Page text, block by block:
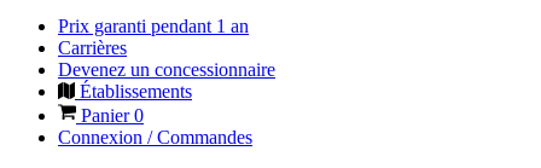
Prix garanti pendant 1 an
Carrières
Devenez un concessionnaire
Établissements
Panier0
Connexion / Commandes